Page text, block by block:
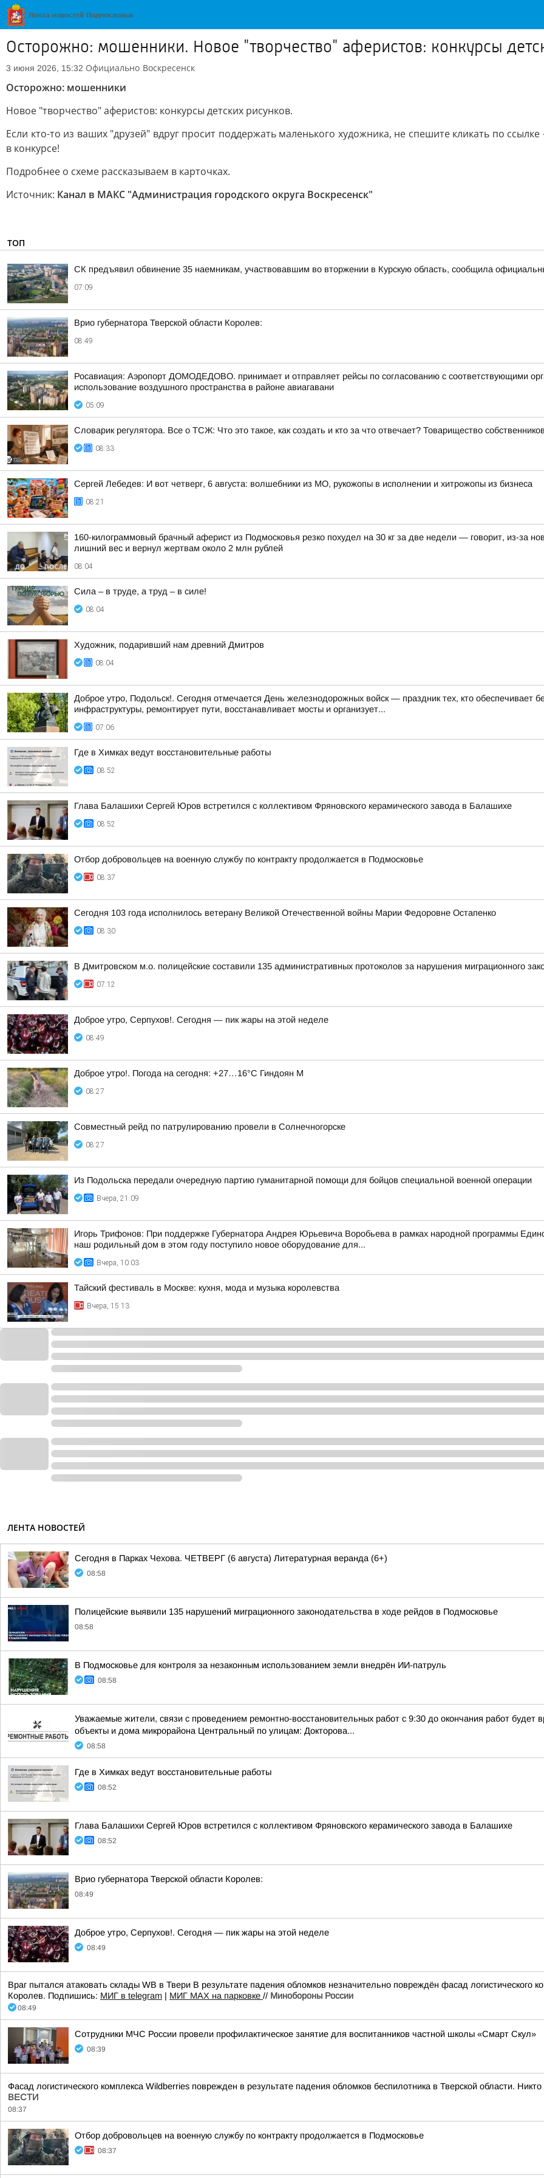
Осторожно: мошенники. Новое "творчество" аферистов: конкурсы
3 июня 2026, 15:32 Официально Воскресенск
Осторожно: мошенники
Новое "творчество" аферистов: конкурсы детских рисунков.
Если кто-то из ваших "друзей" вдруг просит поддержать маленького художника, не спешите кликать по
в конкурсе!
Подробнее о схеме рассказываем в карточках.
Источник: Канал в МАКС "Администрация городского округа Воскресенск"
ТОП
СК предъявил обвинение 35 наемникам, участвовавшим во вторжении в Курскую область, сообщила
07:09
Врио губернатора Тверской области Королев:
08:49
Росавиация: Аэропорт ДОМОДЕДОВО. принимает и отправляет рейсы по согласованию с соответствующими
использование воздушного пространства в районе авиагавани
05:09
Словарик регулятора. Все о ТСЖ: Что это такое, как создать и кто за что отвечает? Товарищество
08:33
Сергей Лебедев: И вот четверг, 6 августа: волшебники из МО, рукожопы в исполнении и хитрожопы из бизнеса
08:21
160-килограммовый брачный аферист из Подмосковья резко похудел на 30 кг за две недели — говорит, из-за
лишний вес и вернул жертвам около 2 млн рублей
08:04
Сила – в труде, а труд – в силе!
08:04
Художник, подаривший нам древний Дмитров
08:04
Доброе утро, Подольск!. Сегодня отмечается День железнодорожных войск — праздник тех, кто обеспечивает
инфраструктуры, ремонтирует пути, восстанавливает мосты и организует...
07:06
Где в Химках ведут восстановительные работы
08:52
Глава Балашихи Сергей Юров встретился с коллективом Фряновского керамического завода в Балашихе
08:52
Отбор добровольцев на военную службу по контракту продолжается в Подмосковье
08:37
Сегодня 103 года исполнилось ветерану Великой Отечественной войны Марии Федоровне Остапенко
08:30
В Дмитровском м.о. полицейские составили 135 административных протоколов за нарушения миграционного
07:12
Доброе утро, Серпухов!. Сегодня — пик жары на этой неделе
08:49
Доброе утро!. Погода на сегодня: +27…16°С Гиндоян М
08:27
Совместный рейд по патрулированию провели в Солнечногорске
08:27
Из Подольска передали очередную партию гуманитарной помощи для бойцов специальной военной операции
Вчера, 21:09
Игорь Трифонов: При поддержке Губернатора Андрея Юрьевича Воробьева в рамках народной программы
наш родильный дом в этом году поступило новое оборудование для...
Вчера, 10:03
Тайский фестиваль в Москве: кухня, мода и музыка королевства
Вчера, 15:13
ЛЕНТА НОВОСТЕЙ
Сегодня в Парках Чехова. ЧЕТВЕРГ (6 августа) Литературная веранда (6+)
08:58
Полицейские выявили 135 нарушений миграционного законодательства в ходе рейдов в Подмосковье
08:58
В Подмосковье для контроля за незаконным использованием земли внедрён ИИ-патруль
08:58
Уважаемые жители, связи с проведением ремонтно-восстановительных работ с 9:30 до окончания работ
объекты и дома микрорайона Центральный по улицам: Докторова...
08:58
Где в Химках ведут восстановительные работы
08:52
Глава Балашихи Сергей Юров встретился с коллективом Фряновского керамического завода в Балашихе
08:52
Врио губернатора Тверской области Королев:
08:49
Доброе утро, Серпухов!. Сегодня — пик жары на этой неделе
08:49
Враг пытался атаковать склады WB в Твери В результате падения обломков незначительно повреждён фасад
Королев. Подпишись: МИГ в telegram | МИГ МAX на парковке // Минобороны России
08:49
Сотрудники МЧС России провели профилактическое занятие для воспитанников частной школы «Смарт Скул»
08:39
Фасад логистического комплекса Wildberries поврежден в результате падения обломков беспилотника в Тверской области.
ВЕСТИ
08:37
Отбор добровольцев на военную службу по контракту продолжается в Подмосковье
08:37